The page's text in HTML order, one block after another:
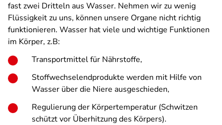
fast zwei Dritteln aus Wasser. Nehmen wir zu wenig
Flüssigkeit zu uns, können unsere Organe nicht richtig
funktionieren. Wasser hat viele und wichtige Funktionen
im Körper, z.B:
Transportmittel für Nährstoffe,
Stoffwechselendprodukte werden mit Hilfe von
Wasser über die Niere ausgeschieden,
Regulierung der Körpertemperatur (Schwitzen
schützt vor Überhitzung des Körpers).